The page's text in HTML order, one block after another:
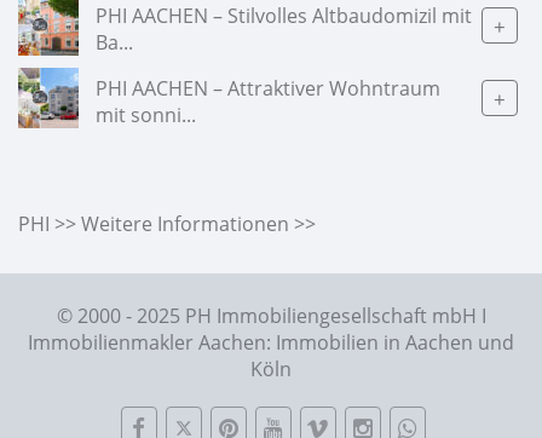
PHI AACHEN – Stilvolles Altbaudomizil mit
Ba...
+
PHI AACHEN – Attraktiver Wohntraum
mit sonni...
+
PHI >> Weitere Informationen >>
© 2000 - 2025 PH Immobiliengesellschaft mbH I
Immobilienmakler Aachen: Immobilien in Aachen und
Köln